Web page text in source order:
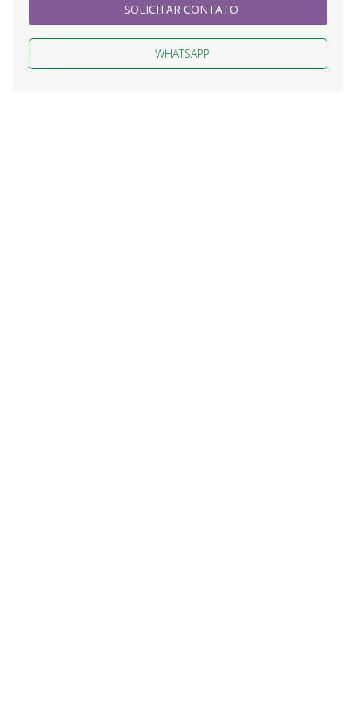
SOLICITAR CONTATO
WHATSAPP